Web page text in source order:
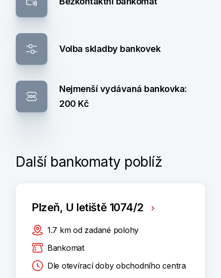
Volba skladby bankovek
Nejmenší vydávaná bankovka:
200 Kč
Další bankomaty poblíž
Plzeň, U letiště 1074/2
1.7 km od zadané polohy
Bankomat
Dle otevírací doby obchodního centra